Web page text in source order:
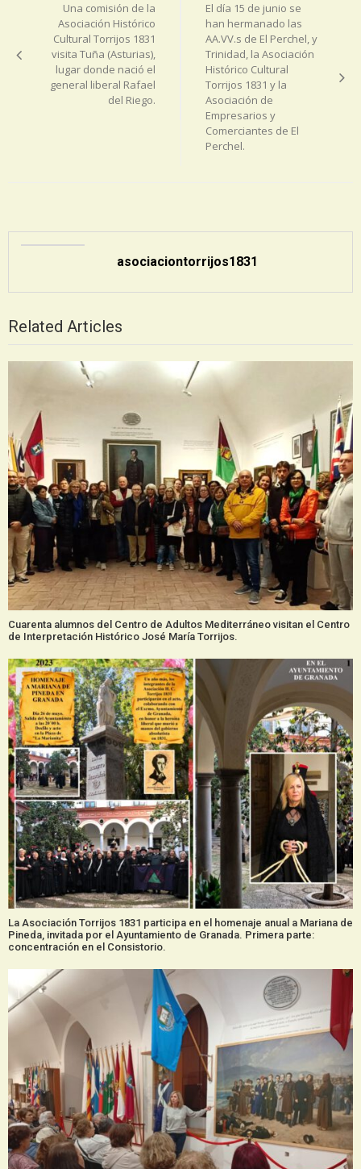
entradasUna comisión de la
Asociación Histórico
Cultural Torrijos 1831
visita Tuña (Asturias),
lugar donde nació el
general liberal Rafael
del Riego.
El día 15 de junio se
han hermanado las
AA.VV.s de El Perchel, y
Trinidad, la Asociación
Histórico Cultural
Torrijos 1831 y la
Asociación de
Empresarios y
Comerciantes de El
Perchel.
asociaciontorrijos1831
Related Articles
Cuarenta alumnos del Centro de Adultos Mediterráneo visitan el Centro
de Interpretación Histórico José María Torrijos.
La Asociación Torrijos 1831 participa en el homenaje anual a Mariana de
Pineda, invitada por el Ayuntamiento de Granada. Primera parte:
concentración en el Consistorio.